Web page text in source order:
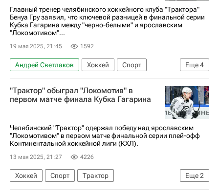
Главный тренер челябинского хоккейного клуба "Трактора"
Бенуа Гру заявил, что ключевой разницей в финальной серии
Кубка Гагарина между "черно-белыми" и ярославским
"Локомотивом"...
19 мая 2025, 21:45 1592
Еще4
Андрей Светлаков Хоккей
Спорт
Максим Шабанов
Трактор
Локомотив (Ярославль)
Кубок Гагарина
"Трактор" обыграл "Локомотив" в
первом матче финала Кубка Гагарина
Челябинский "Трактор" одержал победу над ярославским
"Локомотивом" в первом матче финальной серии плей-офф
Континентальной хоккейной лиги (КХЛ).
13 мая 2025, 21:27 4226
Еще2
Хоккей Спорт
Трактор
Локомотив (Ярославль)
КХЛ 2025-2026